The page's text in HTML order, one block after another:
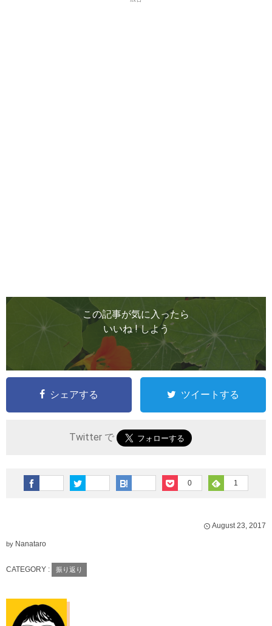
この記事が気に入ったら
いいね ! しよう
シェアする ツイートする
Twitter で
0 1
August 23, 2017
by Nanataro
CATEGORY : 振り返り